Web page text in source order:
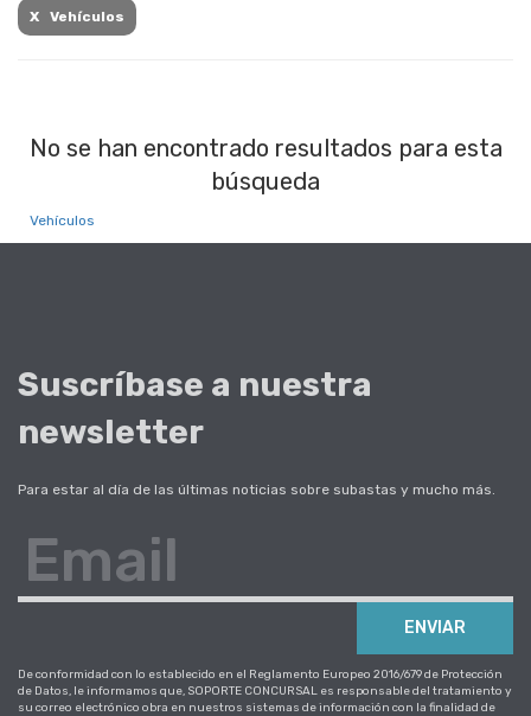
X Vehículos
No se han encontrado resultados para esta
búsqueda
Vehículos
Suscríbase a nuestra
newsletter
Para estar al día de las últimas noticias sobre subastas y mucho más.
Email
ENVIAR
De conformidad con lo establecido en el Reglamento Europeo 2016/679 de Protección
de Datos, le informamos que, SOPORTE CONCURSAL es responsable del tratamiento y
su correo electrónico obra en nuestros sistemas de información con la finalidad de